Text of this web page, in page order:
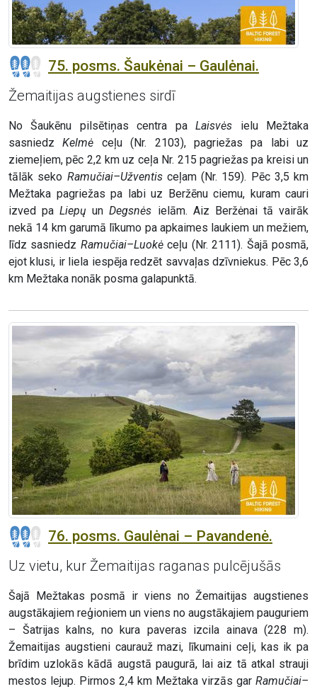
75. posms. Šaukėnai – Gaulėnai.
Žemaitijas augstienes sirdī
No Šaukēnu pilsētiņas centra paLaisvės ielu Mežtaka
sasniedzKelmė ceļu (Nr. 2103), pagriežas pa labi uz
ziemeļiem, pēc 2,2 km uz ceļa Nr. 215 pagriežas pa kreisi un
tālāk seko Ramučiai–Užventisceļam (Nr. 159). Pēc 3,5 km
Mežtaka pagriežas pa labi uz Beržēnu ciemu, kuram cauri
izved pa Liepų unDegsnės ielām. Aiz Beržėnai tā vairāk
nekā 14 km garumā līkumo pa apkaimes laukiem un mežiem,
līdz sasniedz Ramučiai–Luokėceļu (Nr. 2111). Šajā posmā,
ejot klusi, ir liela iespēja redzēt savvaļas dzīvniekus. Pēc 3,6
km Mežtaka nonāk posma galapunktā.
76. posms. Gaulėnai – Pavandenė.
Uz vietu, kur Žemaitijas raganas pulcējušās
Šajā Mežtakas posmā ir viens no Žemaitijas augstienes
augstākajiem reģioniem un viens no augstākajiem pauguriem
– Šatrijas kalns, no kura paveras izcila ainava (228 m).
Žemaitijas augstieni caurauž mazi, līkumaini ceļi, kas ik pa
brīdim uzlokās kādā augstā paugurā, lai aiz tā atkal strauji
mestos lejup. Pirmos 2,4 km Mežtaka virzās gar Ramučiai–